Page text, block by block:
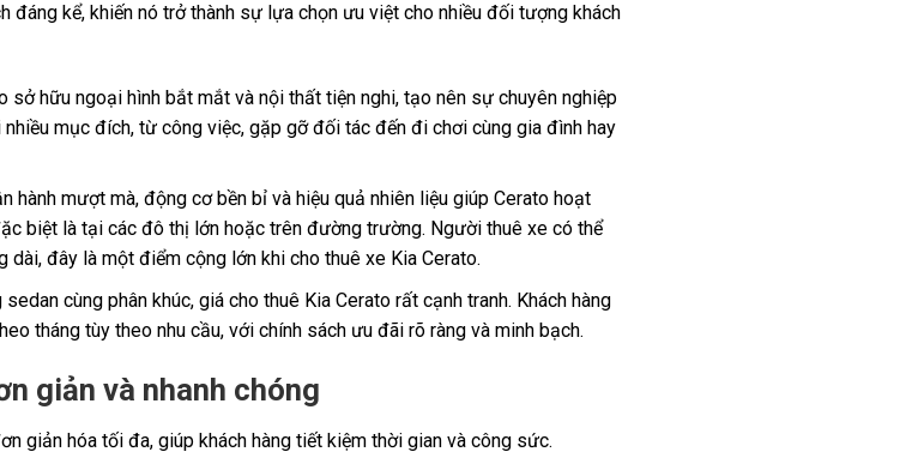
đáng kể, khiến nó trở thành sự lựa chọn ưu việt cho nhiều đối tượng khách
sở hữu ngoại hình bắt mắt và nội thất tiện nghi, tạo nên sự chuyên nghiệp
mục đích, từ công việc, gặp gỡ đối tác đến đi chơi cùng gia đình hay
hành mượt mà, động cơ bền bỉ và hiệu quả nhiên liệu giúp Cerato hoạt
biệt là tại các đô thị lớn hoặc trên đường trường. Người thuê xe có thể
dài, đây là một điểm cộng lớn khi cho thuê xe Kia Cerato.
cùng phân khúc, giá cho thuê Kia Cerato rất cạnh tranh. Khách hàng
tháng tùy theo nhu cầu, với chính sách ưu đãi rõ ràng và minh bạch.
giản và nhanh chóng
giản hóa tối đa, giúp khách hàng tiết kiệm thời gian và công sức.